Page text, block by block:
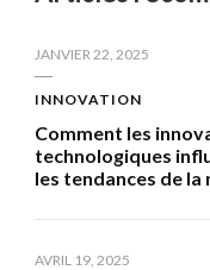
JANVIER 22, 2025
INNOVATION
Comment les
technologiques
les tendances de la
AVRIL 19, 2025